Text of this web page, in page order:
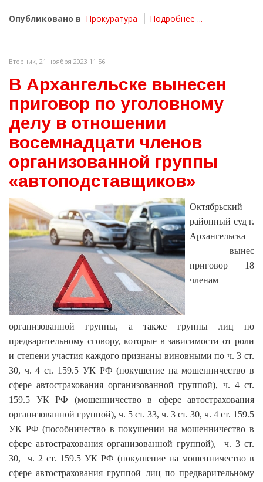
Опубликовано в Прокуратура Подробнее ...
Вторник, 21 ноября 2023 11:56
В Архангельске вынесен
приговор по уголовному
делу в отношении
восемнадцати членов
организованной группы
«автоподставщиков»
Октябрьский
районный суд г.
Архангельска
вынес
приговор 18
членам
организованной группы, а также группы лиц по
предварительному сговору, которые в зависимости от роли
и степени участия каждого признаны виновными по ч. 3 ст.
30, ч. 4 ст. 159.5 УК РФ (покушение на мошенничество в
сфере автострахования организованной группой), ч. 4 ст.
159.5 УК РФ (мошенничество в сфере автострахования
организованной группой), ч. 5 ст. 33, ч. 3 ст. 30, ч. 4 ст. 159.5
УК РФ (пособничество в покушении на мошенничество в
сфере автострахования организованной группой), ч. 3 ст.
30, ч. 2 ст. 159.5 УК РФ (покушение на мошенничество в
сфере автострахования группой лиц по предварительному